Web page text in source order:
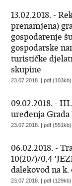
13.02.2018. -
prenamjena)
gospodarenje
gospodarske
turističke
skupine
23.07.2018. | pdf (103kb)
09.02.2018. -
uređenja
23.07.2018. | pdf (551kb)
06.02.2018. -
10(20/)/0,4
dalekovod na k.
23.07.2018. | pdf (129kb)